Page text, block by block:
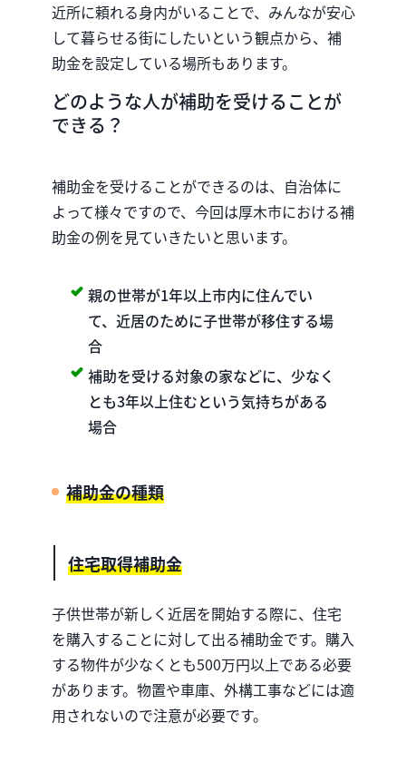
近所に頼れる身内がいることで、みんなが安心
して暮らせる街にしたいという観点から、補
助金を設定している場所もあります。
どのような人が補助を受けることが
できる？
補助金を受けることができるのは、自治体に
よって様々ですので、今回は厚木市における補
助金の例を見ていきたいと思います。
親の世帯が1年以上市内に住んでい
て、近居のために子世帯が移住する場
合
補助を受ける対象の家などに、少なく
とも3年以上住むという気持ちがある
場合
補助金の種類
住宅取得補助金
子供世帯が新しく近居を開始する際に、住宅
を購入することに対して出る補助金です。購入
する物件が少なくとも500万円以上である必要
があります。物置や車庫、外構工事などには適
用されないので注意が必要です。